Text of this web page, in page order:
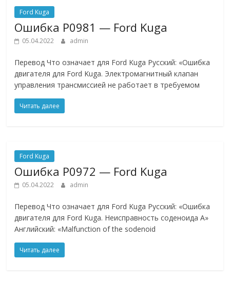
Ford Kuga
Ошибкa P0981 — Ford Kuga
05.04.2022 admin
Перевод Что означает для Ford Kuga Русский: «Ошибка
двигателя для Ford Kuga. Электромагнитный клапан
управления трансмиссией не работает в требуемом
Читать далее
Ford Kuga
Ошибкa P0972 — Ford Kuga
05.04.2022 admin
Перевод Что означает для Ford Kuga Русский: «Ошибка
двигателя для Ford Kuga. Неисправность соденоида А»
Английский: «Malfunction of the sodenoid
Читать далее